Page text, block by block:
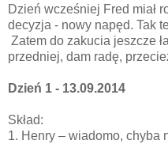
Dzień wcześniej Fred miał
decyzja - nowy napęd. Tak
Zatem do zakucia jeszcze
przedniej, dam radę,
Dzień 1 - 13.09.2014
Skład:
1. Henry – wiadomo, chyba